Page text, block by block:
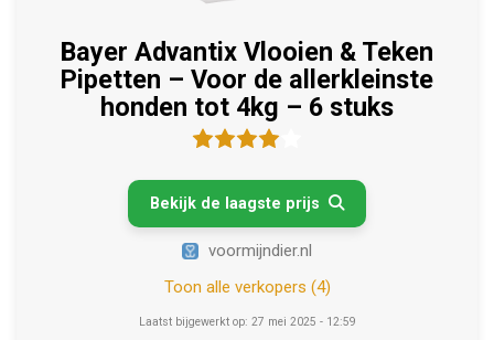
Bayer Advantix Vlooien & Teken
Pipetten – Voor de allerkleinste
honden tot 4kg – 6 stuks
Bekijk de laagste prijs 
voormijndier.nl
Toon alle verkopers (4)
Laatst bijgewerkt op: 27 mei 2025 - 12:59